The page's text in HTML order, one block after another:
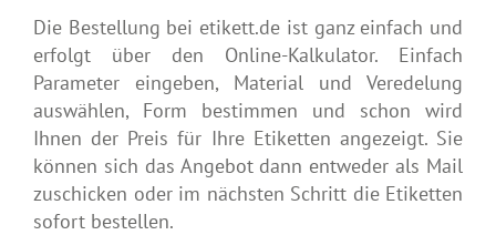
Die Bestellung bei etikett.de ist ganz einfach und
erfolgt über den Online-Kalkulator. Einfach
Parameter eingeben, Material und Veredelung
auswählen, Form bestimmen und schon wird
Ihnen der Preis für Ihre Etiketten angezeigt. Sie
können sich das Angebot dann entweder als Mail
zuschicken oder im nächsten Schritt die Etiketten
sofort bestellen.